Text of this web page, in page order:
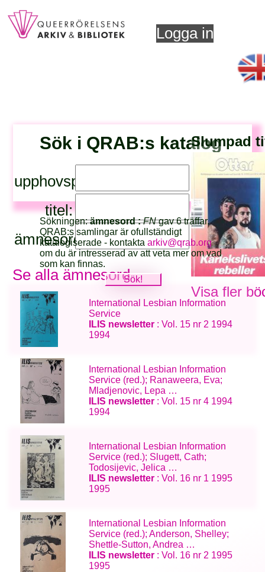
Logga in
Sök i QRAB:s katalog
upphovsperson:
titel:
ämnesord:
Se alla ämnesord
Slumpad
Visa fler
Sökningen:ämnesord :FNgav 6 träffar.
QRAB:s samlingar är ofullständigt
katalogiserade - kontaktaarkiv@qrab.org
om du är intresserad av att veta mer om vad
som kan finnas.
International Lesbian Information
Service
ILIS newsletter : Vol. 15 nr 2 1994
1994
International Lesbian Information
Service (red.); Ranaweera, Eva;
Mladjenovic, Lepa …
ILIS newsletter : Vol. 15 nr 4 1994
1994
International Lesbian Information
Service (red.); Slugett, Cath;
Todosijevic, Jelica …
ILIS newsletter : Vol. 16 nr 1 1995
1995
International Lesbian Information
Service (red.); Anderson, Shelley;
Shettle-Sutton, Andrea …
ILIS newsletter : Vol. 16 nr 2 1995
1995